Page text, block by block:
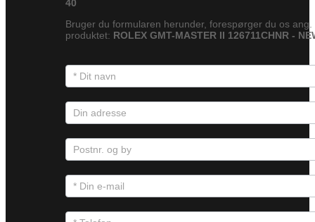
40
Bruger du formularen herunder, forespørger du os ang.
produktet: ROLEX GMT-MASTER II 126711CHNR -